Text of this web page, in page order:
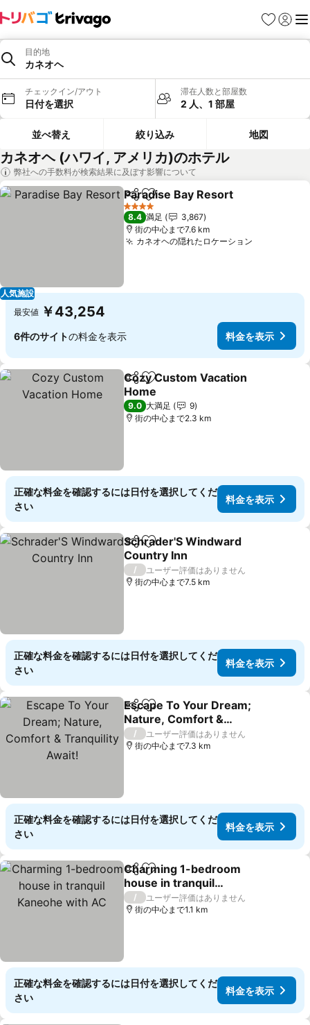
お気に入り
ログイ
メ
目的地
カネオヘ
チェックイン/アウト
日付を選択
滞在人数と部屋数
2 人、1 部屋
並べ替え 絞り込み 地図
カネオヘ (ハワイ, アメリカ)のホテル
弊社への手数料が検索結果に及ぼす影響について
人気施設
シェアお気に入りに追加
Paradise Bay Resort
4 ホテルのランク
8.4 満足
3,867
街の中心まで7.6 km
カネオヘの隠れたロケーション
最安値 ￥43,254
6件のサイトの料金を表示 料金を表示
シェアお気に入りに追加
Cozy Custom Vacation
Home
料金を表示
9.0 大満足
9
街の中心まで2.3 km
正確な料金を確認するには日付を選択してくだ
さい
料金を表示
シェアお気に入りに追加
Schrader'S Windward
Country Inn
料金を表示
/
ユーザー評価はありません
街の中心まで7.5 km
正確な料金を確認するには日付を選択してくだ
さい
料金を表示
シェアお気に入りに追加
Escape To Your Dream;
Nature, Comfort &
Tranquility Await!
料金を表示
/
ユーザー評価はありません
街の中心まで7.3 km
正確な料金を確認するには日付を選択してくだ
さい
料金を表示
シェアお気に入りに追加
Charming 1-bedroom
house in tranquil
Kaneohe with AC
料金を表示
/
ユーザー評価はありません
街の中心まで1.1 km
正確な料金を確認するには日付を選択してくだ
さい
料金を表示